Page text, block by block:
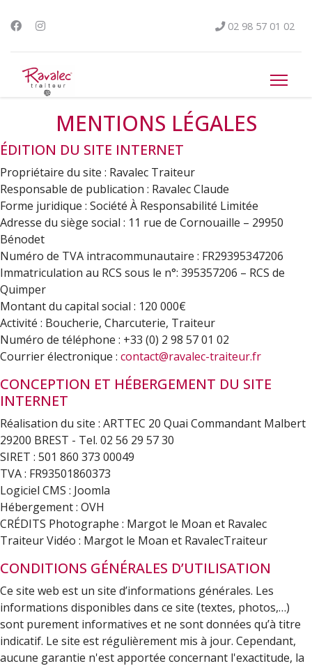
02 98 57 01 02
MENTIONS LÉGALES
ÉDITION DU SITE INTERNET
Propriétaire du site : Ravalec Traiteur
Responsable de publication : Ravalec Claude
Forme juridique : Société À Responsabilité Limitée
Adresse du siège social : 11 rue de Cornouaille – 29950
Bénodet
Numéro de TVA intracommunautaire : FR29395347206
Immatriculation au RCS sous le n°: 395357206 – RCS de
Quimper
Montant du capital social : 120 000€
Activité : Boucherie, Charcuterie, Traiteur
Numéro de téléphone : +33 (0) 2 98 57 01 02
Courrier électronique : contact@ravalec-traiteur.fr
CONCEPTION ET HÉBERGEMENT DU SITE
INTERNET
Réalisation du site : ARTTEC 20 Quai Commandant Malbert
29200 BREST - Tel. 02 56 29 57 30
SIRET : 501 860 373 00049
TVA : FR93501860373
Logiciel CMS : Joomla
Hébergement : OVH
CRÉDITS Photographe : Margot le Moan et Ravalec
Traiteur Vidéo : Margot le Moan et RavalecTraiteur
CONDITIONS GÉNÉRALES D’UTILISATION
Ce site web est un site d’informations générales. Les
informations disponibles dans ce site (textes, photos,…)
sont purement informatives et ne sont données qu’à titre
indicatif. Le site est régulièrement mis à jour. Cependant,
aucune garantie n'est apportée concernant l'exactitude, la